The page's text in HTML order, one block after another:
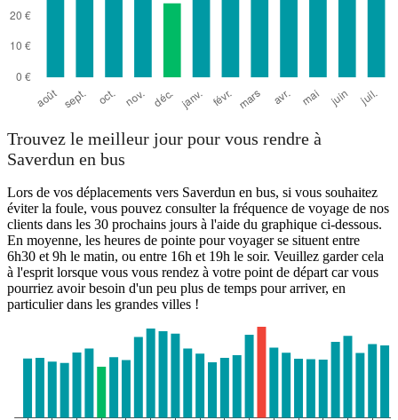
Trouvez le meilleur jour pour vous rendre à
Saverdun en bus
Lors de vos déplacements vers Saverdun en bus, si vous souhaitez
éviter la foule, vous pouvez consulter la fréquence de voyage de nos
clients dans les 30 prochains jours à l'aide du graphique ci-dessous.
En moyenne, les heures de pointe pour voyager se situent entre
6h30 et 9h le matin, ou entre 16h et 19h le soir. Veuillez garder cela
à l'esprit lorsque vous vous rendez à votre point de départ car vous
pourriez avoir besoin d'un peu plus de temps pour arriver, en
particulier dans les grandes villes !